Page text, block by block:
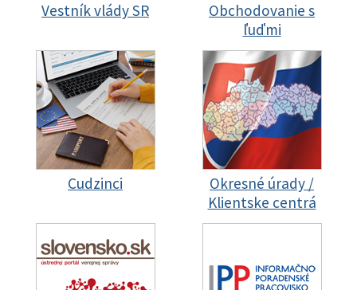
Vestník vlády SR
Obchodovanie s
ľuďmi
Cudzinci
Okresné úrady /
Klientske centrá